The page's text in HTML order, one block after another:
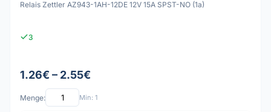
Relais Zettler AZ943-1AH-12DE 12V 15A SPST-NO (1a)
3
1.26€ – 2.55€
Menge: Min: 1